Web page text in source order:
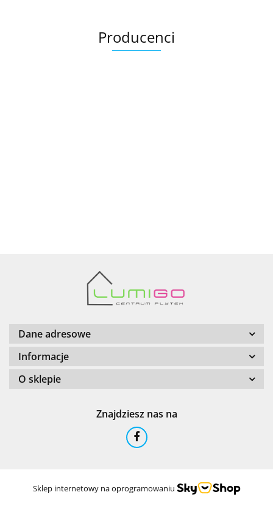
Producenci
Barwolf
Ceramfix
Dane adresowe
Informacje
O sklepie
Znajdziesz nas na
Sklep internetowy na oprogramowaniu